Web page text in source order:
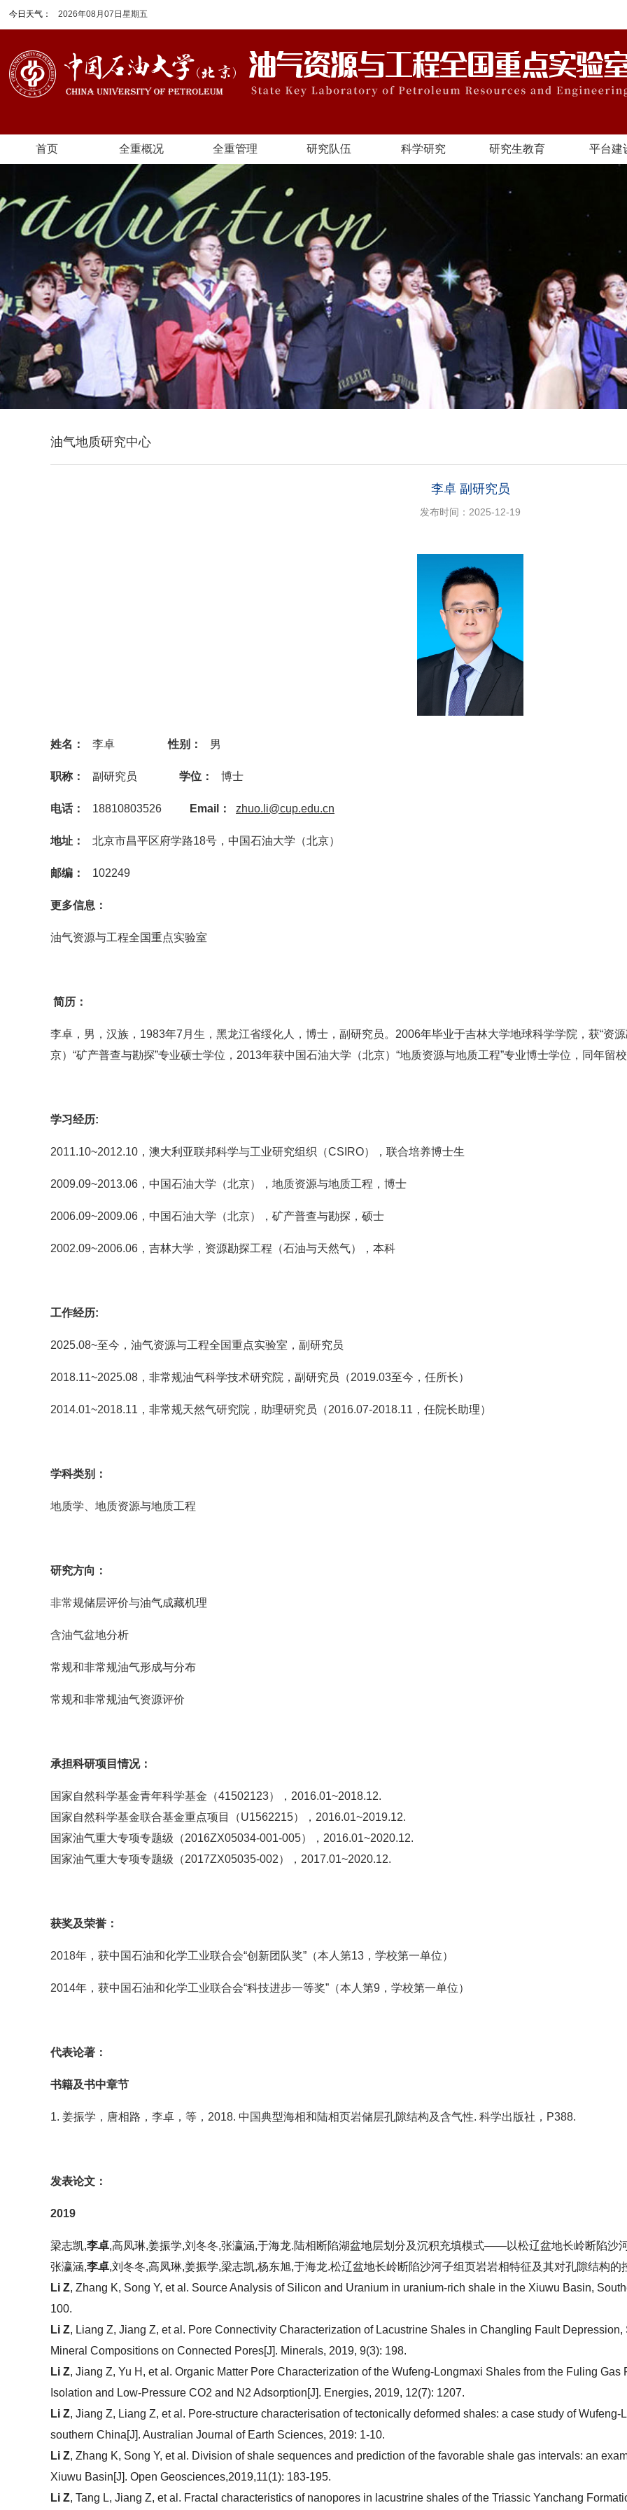
今日天气： 2026年08月07日星期五
首页 全重概况 全重管理 研究队伍 科学研究 研究生教育 平台建
油气地质研究中心
李卓 副研究员
发布时间：2025-12-19
姓名： 李卓性别： 男
职称： 副研究员 学位： 博士
电话： 18810803526 Email ： zhuo.li@cup.edu.cn
地址： 北京市昌平区府学路18号，中国石油大学（北京）
邮编： 102249
更多信息：
油气资源与工程全国重点实验室
简历：
李卓，男，汉族，1983年7月生，黑龙江省绥化人，博士，副研究员。2006年毕业于吉林大学地球科学学院，获“资
京）“矿产普查与勘探”专业硕士学位，2013年获中国石油大学（北京）“地质资源与地质工程”专业博士学位，同年留
学习经历:
2011.10~2012.10，澳大利亚联邦科学与工业研究组织（CSIRO），联合培养博士生
2009.09~2013.06，中国石油大学（北京），地质资源与地质工程，博士
2006.09~2009.06，中国石油大学（北京），矿产普查与勘探，硕士
2002.09~2006.06，吉林大学，资源勘探工程（石油与天然气），本科
工作经历:
2025.08~至今，油气资源与工程全国重点实验室，副研究员
2018.11~2025.08，非常规油气科学技术研究院，副研究员（2019.03至今，任所长）
2014.01~2018.11，非常规天然气研究院，助理研究员（2016.07-2018.11，任院长助理）
学科类别：
地质学、地质资源与地质工程
研究方向：
非常规储层评价与油气成藏机理
含油气盆地分析
常规和非常规油气形成与分布
常规和非常规油气资源评价
承担科研项目情况：
国家自然科学基金青年科学基金（41502123），2016.01~2018.12.
国家自然科学基金联合基金重点项目（U1562215），2016.01~2019.12.
国家油气重大专项专题级（2016ZX05034-001-005），2016.01~2020.12.
国家油气重大专项专题级（2017ZX05035-002），2017.01~2020.12.
获奖及荣誉：
2018年，获中国石油和化学工业联合会“创新团队奖”（本人第13，学校第一单位）
2014年，获中国石油和化学工业联合会“科技进步一等奖”（本人第9，学校第一单位）
代表论著：
书籍及书中章节
1. 姜振学，唐相路，李卓，等，2018. 中国典型海相和陆相页岩储层孔隙结构及含气性. 科学出版社，P388.
发表论文：
2019
梁志凯,李卓,高凤琳,姜振学,刘冬冬,张瀛涵,于海龙.陆相断陷湖盆地层划分及沉积充填模式——以松辽盆地长岭断陷沙
张瀛涵,李卓,刘冬冬,高凤琳,姜振学,梁志凯,杨东旭,于海龙.松辽盆地长岭断陷沙河子组页岩岩相特征及其对孔隙结构
Li Z, Zhang K, Song Y, et al. Source Analysis of Silicon and Uranium in uranium-rich shale in the Xiuwu Basin,
100.
Li Z, Liang Z, Jiang Z, et al. Pore Connectivity Characterization of Lacustrine Shales in Changling Fault
Mineral Compositions on Connected Pores[J]. Minerals, 2019, 9(3): 198.
Li Z, Jiang Z, Yu H, et al. Organic Matter Pore Characterization of the Wufeng-Longmaxi Shales from the Fuling
Isolation and Low-Pressure CO2 and N2 Adsorption[J]. Energies, 2019, 12(7): 1207.
Li Z, Jiang Z, Liang Z, et al. Pore-structure characterisation of tectonically deformed shales: a case study of
southern China[J]. Australian Journal of Earth Sciences, 2019: 1-10.
Li Z, Zhang K, Song Y, et al. Division of shale sequences and prediction of the favorable shale gas intervals: an
Xiuwu Basin[J]. Open Geosciences,2019,11(1): 183-195.
Li Z, Tang L, Jiang Z, et al. Fractal characteristics of nanopores in lacustrine shales of the Triassic Yanchang